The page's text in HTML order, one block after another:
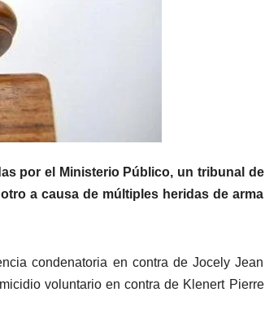
por el Ministerio Público, un tribunal de
a causa de múltiples heridas de arma
condenatoria en contra de Jocely Jean
voluntario en contra de Klenert Pierre